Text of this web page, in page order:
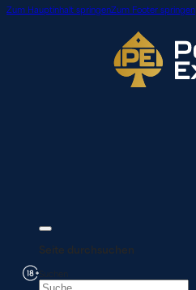
Zum Hauptinhalt springenZum Footer springen
Seite durchsuchen